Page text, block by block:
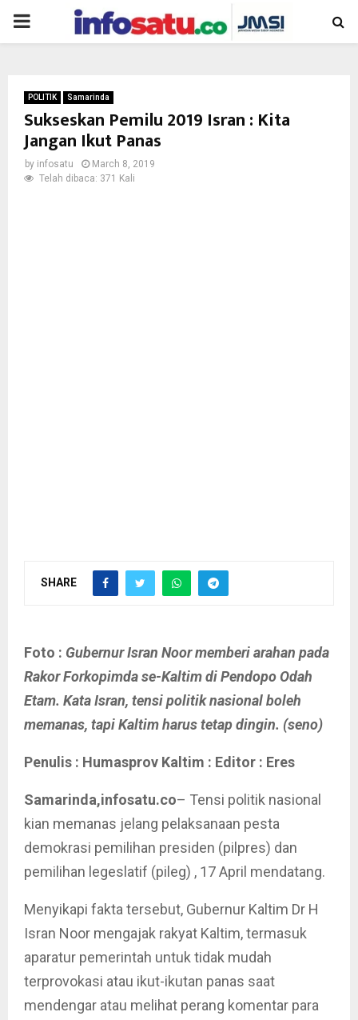
PRIMARY
POLITIK Samarinda
Sukseskan Pemilu 2019 Isran : Kita
Jangan Ikut Panas
by infosatu
March 8, 2019
Telah dibaca: 371 Kali
SHARE
Foto : Gubernur Isran Noor memberi arahan pada
Rakor Forkopimda se-Kaltim di Pendopo Odah
Etam. Kata Isran, tensi politik nasional boleh
memanas, tapi Kaltim harus tetap dingin. (seno)
Penulis : Humasprov Kaltim : Editor : Eres
Samarinda,infosatu.co– Tensi politik nasional
kian memanas jelang pelaksanaan pesta
demokrasi pemilihan presiden (pilpres) dan
pemilihan legeslatif (pileg) , 17 April mendatang.
Menyikapi fakta tersebut, Gubernur Kaltim Dr H
Isran Noor mengajak rakyat Kaltim, termasuk
aparatur pemerintah untuk tidak mudah
terprovokasi atau ikut-ikutan panas saat
mendengar atau melihat perang komentar para